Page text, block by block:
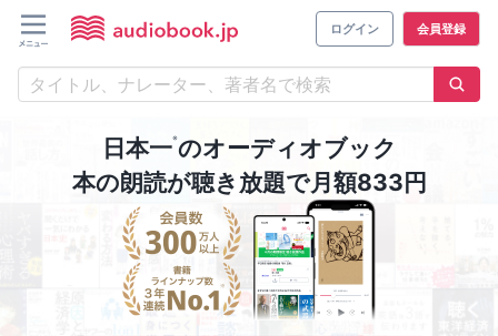
ログイン 会員登録
日本一※のオーディオブック
本の朗読が聴き放題で月額833円